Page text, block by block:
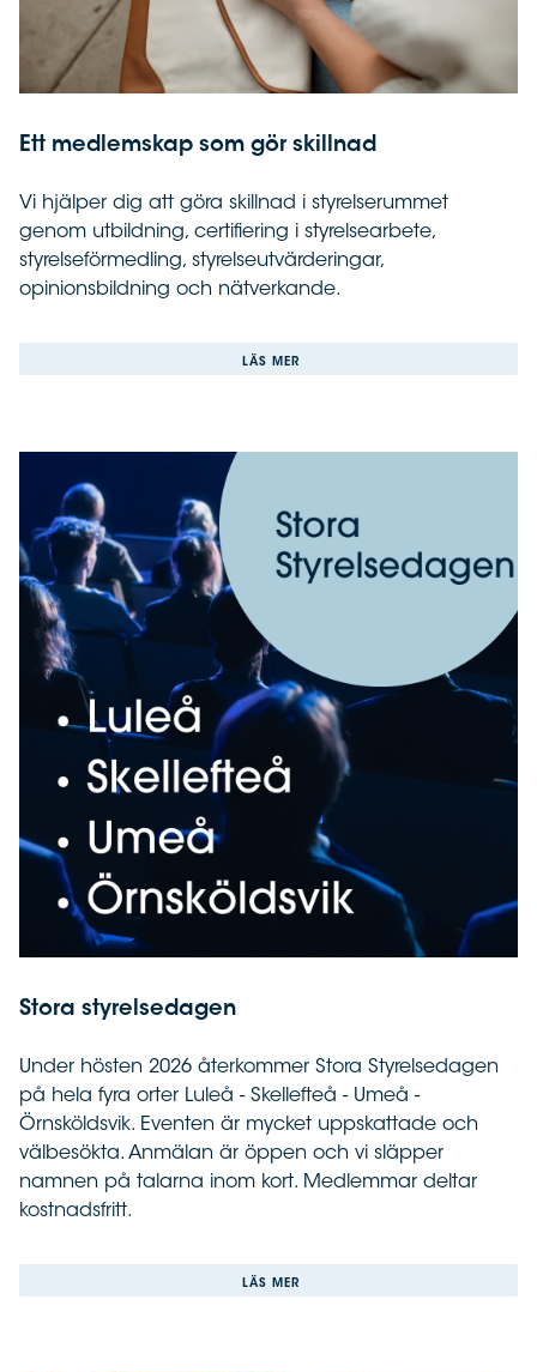
Ett medlemskap som gör skillnad
Vi hjälper dig att göra skillnad i styrelserummet
genom utbildning, certifiering i styrelsearbete,
styrelseförmedling, styrelseutvärderingar,
opinionsbildning och nätverkande.
LÄS MER
Stora styrelsedagen
Under hösten 2026 återkommer Stora Styrelsedagen
på hela fyra orter Luleå - Skellefteå - Umeå -
Örnsköldsvik. Eventen är mycket uppskattade och
välbesökta. Anmälan är öppen och vi släpper
namnen på talarna inom kort. Medlemmar deltar
kostnadsfritt.
LÄS MER